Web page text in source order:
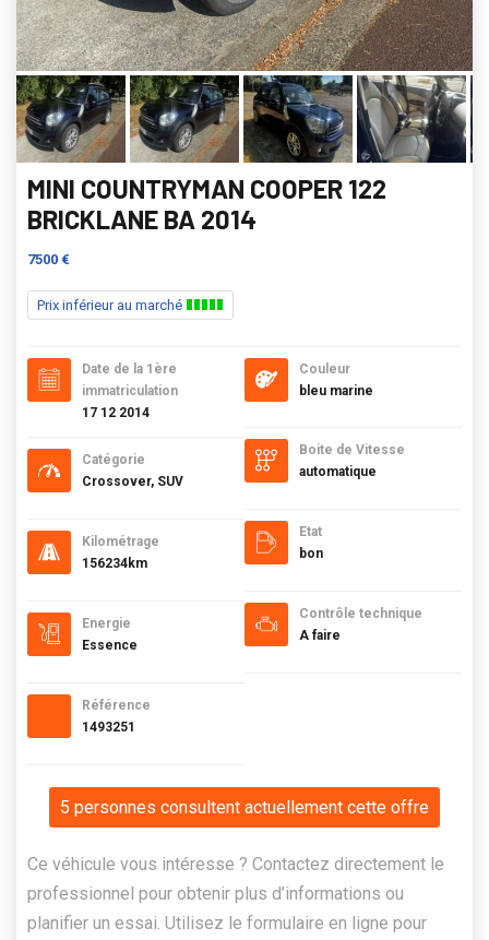
MINI COUNTRYMAN COOPER 122
BRICKLANE BA 2014
7500 €
Prix inférieur au marché
Date de la 1ère
immatriculation
17 12 2014
Catégorie
Crossover, SUV
Kilométrage
156234km
Energie
Essence
Référence
1493251
Couleur
bleu marine
Boite de Vitesse
automatique
Etat
bon
Contrôle technique
A faire
5 personnes consultent actuellement cette offre
Ce véhicule vous intéresse ? Contactez directement le
professionnel pour obtenir plus d’informations ou
planifier un essai. Utilisez le formulaire en ligne pour